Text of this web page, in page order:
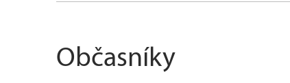
Občasníky